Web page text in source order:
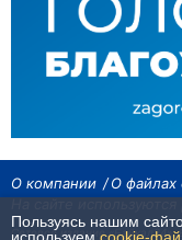
О компании
О файлах
Сетевое издание
Пользуясь нашим